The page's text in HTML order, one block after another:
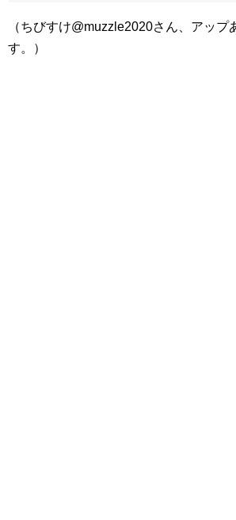
（ちびすけ@muzzle2020さん、アップ
す。）